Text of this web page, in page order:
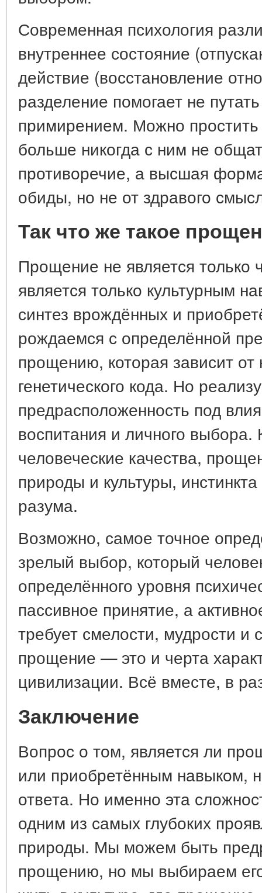
Современная психология
внутреннее состояние
действие (восстановление
разделение помогает не
примирением. Можно
больше никогда с ним не
противоречие, а высшая
обиды, но не от здравого
Так что же такое
Прощение не является только
является только культурным
синтез врождённых и
рождаемся с определённой
прощению, которая зависит
генетического кода. Но
предрасположенность под
воспитания и личного выбора.
человеческие качества,
природы и культуры,
разума.
Возможно, самое точное
зрелый выбор, который
определённого уровня
пассивное принятие, а
требует смелости, мудрости
прощение — это и черта
цивилизации. Всё вместе, в
Заключение
Вопрос о том, является ли
или приобретённым навыком,
ответа. Но именно эта
одним из самых глубоких
природы. Мы можем быть
прощению, но мы выбираем